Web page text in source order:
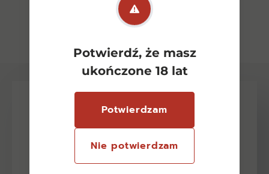
Potwierdź, że masz
ukończone 18 lat
Potwierdzam
Nie potwierdzam
Zobacz wszystkie